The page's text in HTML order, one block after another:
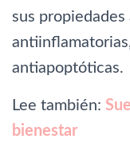
sus
antiapoptóticas.
Lee también:
bienestar